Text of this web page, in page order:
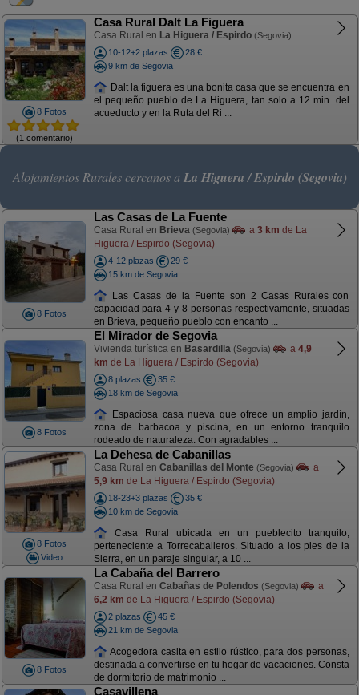
8 Fotos
(1 comentario)
Casa Rural Dalt La Figuera
Casa Rural en La Higuera / Espirdo (Segovia)
10-12+2 plazas
28 €
9 km de Segovia
Dalt la figuera es una bonita casa que se encuentra en
el pequeño pueblo de La Higuera, tan solo a 12 min. del
acueducto y en la Ruta del Ri ...
Alojamientos Rurales cercanos a La Higuera / Espirdo (Segovia)
8 Fotos
Las Casas de La Fuente
Casa Rural en Brieva (Segovia) a 3 km de La
Higuera / Espirdo (Segovia)
4-12 plazas
29 €
15 km de Segovia
Las Casas de la Fuente son 2 Casas Rurales con
capacidad para 4 y 8 personas respectivamente, situadas
en Brieva, pequeño pueblo con encanto ...
8 Fotos
El Mirador de Segovia
Vivienda turística en Basardilla (Segovia) a 4,9
km de La Higuera / Espirdo (Segovia)
8 plazas
35 €
18 km de Segovia
Espaciosa casa nueva que ofrece un amplio jardín,
zona de barbacoa y piscina, en un entorno tranquilo
rodeado de naturaleza. Con agradables ...
8 Fotos
Video
La Dehesa de Cabanillas
Casa Rural en Cabanillas del Monte (Segovia)
a
5,9 km de La Higuera / Espirdo (Segovia)
18-23+3 plazas
35 €
10 km de Segovia
Casa Rural ubicada en un pueblecito tranquilo,
perteneciente a Torrecaballeros. Situado a los pies de la
Sierra, en un paraje singular, a 10 ...
8 Fotos
La Cabaña del Barrero
Casa Rural en Cabañas de Polendos (Segovia)
a
6,2 km de La Higuera / Espirdo (Segovia)
2 plazas
45 €
21 km de Segovia
Acogedora casita en estilo rústico, para dos personas,
destinada a convertirse en tu hogar de vacaciones. Consta
de dormitorio de matrimonio ...
Casavillena